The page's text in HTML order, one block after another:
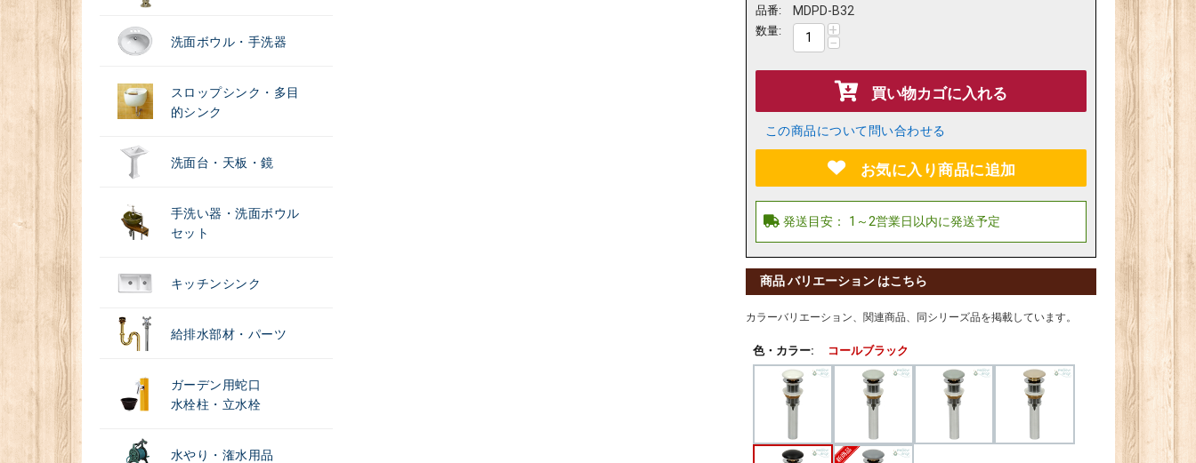
洗面ボウル・手洗器
スロップシンク・多目
的シンク
洗面台・天板・鏡
手洗い器・洗面ボウル
セット
キッチンシンク
給排水部材・パーツ
ガーデン用蛇口
水栓柱・立水栓
水やり・潅水用品
品番: MDPD-B32
数量: +
−
買い物カゴに入れる
この商品について問い合わせる
お気に入り商品に追加
商品 バリエーション はこちら
カラーバリエーション、関連商品、同シリーズ品を掲載しています。
色・カラー: コールブラック